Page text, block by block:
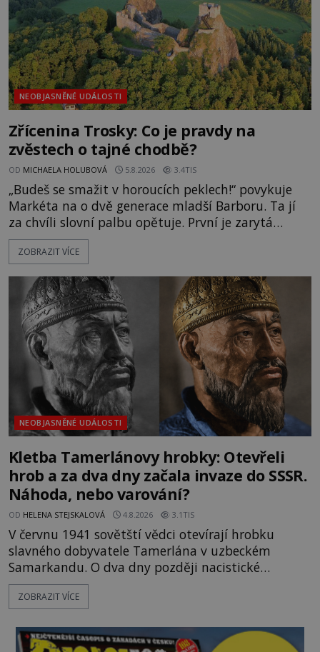
NEOBJASNĚNÉ UDÁLOSTI
Zřícenina Trosky: Co je pravdy na
zvěstech o tajné chodbě?
OD MICHAELA HOLUBOVÁ 5.8.2026 3.4TIS
„Budeš se smažit v horoucích peklech!“ povykuje
Markéta na o dvě generace mladší Barboru. Ta jí
za chvíli slovní palbu opětuje. První je zarytá
katolička, druhá přesvědčená kališnice. A každá z
nich se usídlí na jedné z věží slavného hradu
mezi vůdce protihusitského boje. Za manželku má
skutečně jistou
ZOBRAZIT VÍCE
NEOBJASNĚNÉ UDÁLOSTI
Kletba Tamerlánovy hrobky: Otevřeli
hrob a za dva dny začala invaze do SSSR.
Náhoda, nebo varování?
OD HELENA STEJSKALOVÁ 4.8.2026 3.1TIS
V červnu 1941 sovětští vědci otevírají hrobku
slavného dobyvatele Tamerlána v uzbeckém
Samarkandu. O dva dny později nacistické
Německo zahajuje operaci Barbarossa a napadá
Sovětský svaz. Shoda dat je natolik zarážející, že se
na legendě něco pravdy, nebo jde jen o fascinující
ZOBRAZIT VÍCE